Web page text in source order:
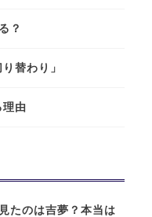
？
替わり」
理由
たのは吉夢？本当は